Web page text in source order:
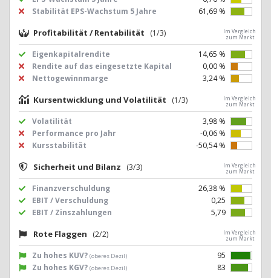
Stabilität EPS-Wachstum 5 Jahre
61,69 %
Profitabilität / Rentabilität (1/3)
Im Vergleich
zum Markt
Eigenkapitalrendite
14,65 %
Rendite auf das eingesetzte Kapital
0,00 %
Nettogewinnmarge
3,24 %
Kursentwicklung und Volatilität (1/3)
Im Vergleich
zum Markt
Volatilität
3,98 %
Performance pro Jahr
-0,06 %
Kursstabilität
-50,54 %
Sicherheit und Bilanz (3/3)
Im Vergleich
zum Markt
Finanzverschuldung
26,38 %
EBIT / Verschuldung
0,25
EBIT / Zinszahlungen
5,79
Rote Flaggen (2/2)
Im Vergleich
zum Markt
Zu hohes KUV? (oberes Dezil)
95
Zu hohes KGV? (oberes Dezil) 83